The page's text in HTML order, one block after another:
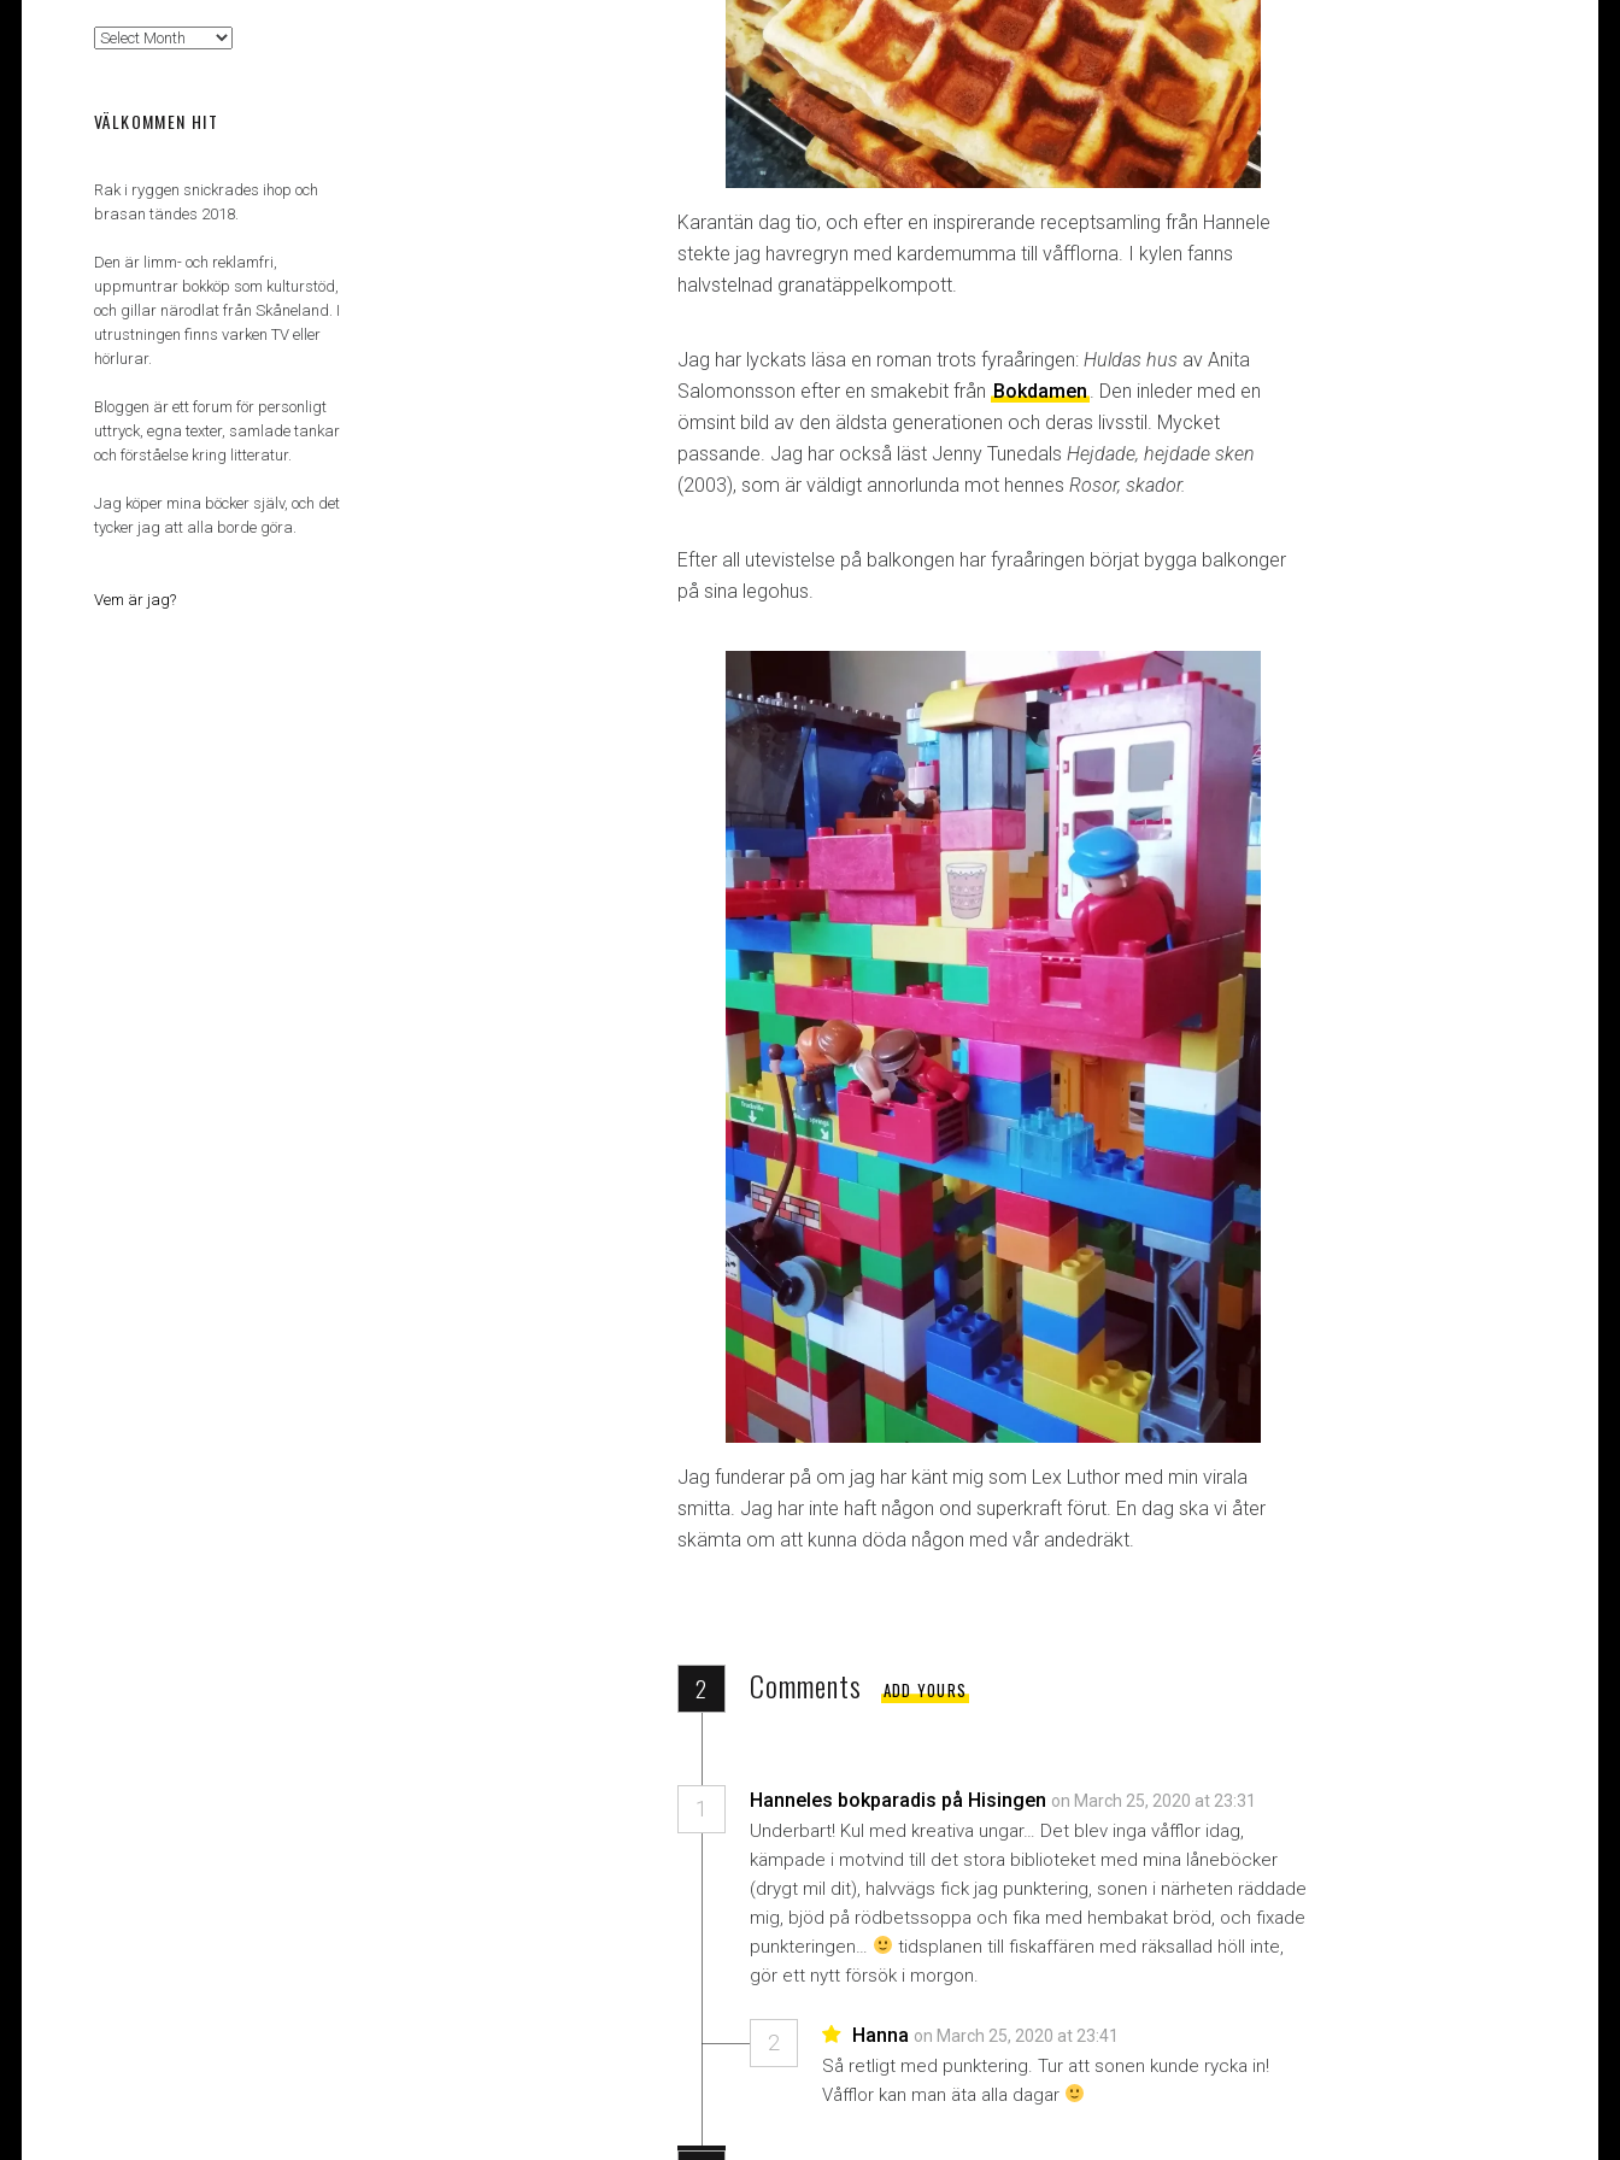
Karantän dag tio, och efter en inspirerande receptsamling från Hannele
stekte jag havregryn med kardemumma till våfflorna. I kylen fanns
halvstelnad granatäppelkompott.
Jag har lyckats läsa en roman trots fyraåringen: Huldas hus av Anita
Salomonsson efter en smakebit från Bokdamen. Den inleder med en
ömsint bild av den äldsta generationen och deras livsstil. Mycket
passande. Jag har också läst Jenny Tunedals Hejdade, hejdade sken
(2003), som är väldigt annorlunda mot hennes Rosor, skador.
Efter all utevistelse på balkongen har fyraåringen börjat bygga balkonger
på sina legohus.
Jag funderar på om jag har känt mig som Lex Luthor med min virala
smitta. Jag har inte haft någon ond superkraft förut. En dag ska vi åter
skämta om att kunna döda någon med vår andedräkt.
2 Comments ADD YOURS
1 Hanneles bokparadis på Hisingen on March 25, 2020 at 23:31
Underbart! Kul med kreativa ungar… Det blev inga våfflor idag,
kämpade i motvind till det stora biblioteket med mina låneböcker
(drygt mil dit), halvvägs fick jag punktering, sonen i närheten räddade
mig, bjöd på rödbetssoppa och fika med hembakat bröd, och fixade
punkteringen…
tidsplanen till fiskaffären med räksallad höll inte,
gör ett nytt försök i morgon.
2 Hanna on March 25, 2020 at 23:41
Så retligt med punktering. Tur att sonen kunde rycka in!
Våfflor kan man äta alla dagar
Arkiv
VÄLKOMMEN HIT
Rak i ryggen snickrades ihop och
brasan tändes 2018.
Den är limm- och reklamfri,
uppmuntrar bokköp som kulturstöd,
och gillar närodlat från Skåneland. I
utrustningen finns varken TV eller
hörlurar.
Bloggen är ett forum för personligt
uttryck, egna texter, samlade tankar
och förståelse kring litteratur.
Jag köper mina böcker själv, och det
tycker jag att alla borde göra.
Vem är jag?